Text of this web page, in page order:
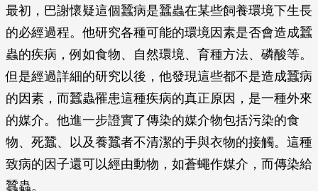
最初，巴謝懷疑這個蠶病是蠶蟲在某些飼養環境下生長
的必經過程。他研究各種可能的環境因素是否會造成蠶
蟲的疾病，例如食物、自然環境、育種方法、磷酸等。
但是經過詳細的研究以後，他發現這些都不是造成蠶病
的因素，而蠶蟲罹患這種疾病的真正原因，是一種外來
的媒介。他進一步證實了傳染的媒介物包括污染的食
物、死蠶、以及養蠶者不清潔的手與衣物的接觸。這種
致病的因子還可以經由動物，如蒼蠅作媒介，而傳染給
蠶蟲。